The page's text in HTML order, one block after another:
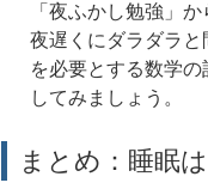
「夜ふかし勉強」
夜遅くにダラダラ
を必要とする数学
してみましょう。
まとめ：睡眠